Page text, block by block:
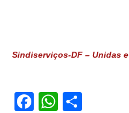
Sindiserviços-DF – Unidas
Facebook